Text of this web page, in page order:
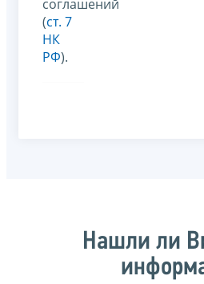
соглашений
(ст. 7
НК
РФ).
Нашли ли